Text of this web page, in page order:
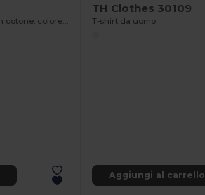
T-shirt sfiancata da donna in cotone. colore bianco
TH Clothes 30109
T-shirt da uomo
Aggiungi al carrello